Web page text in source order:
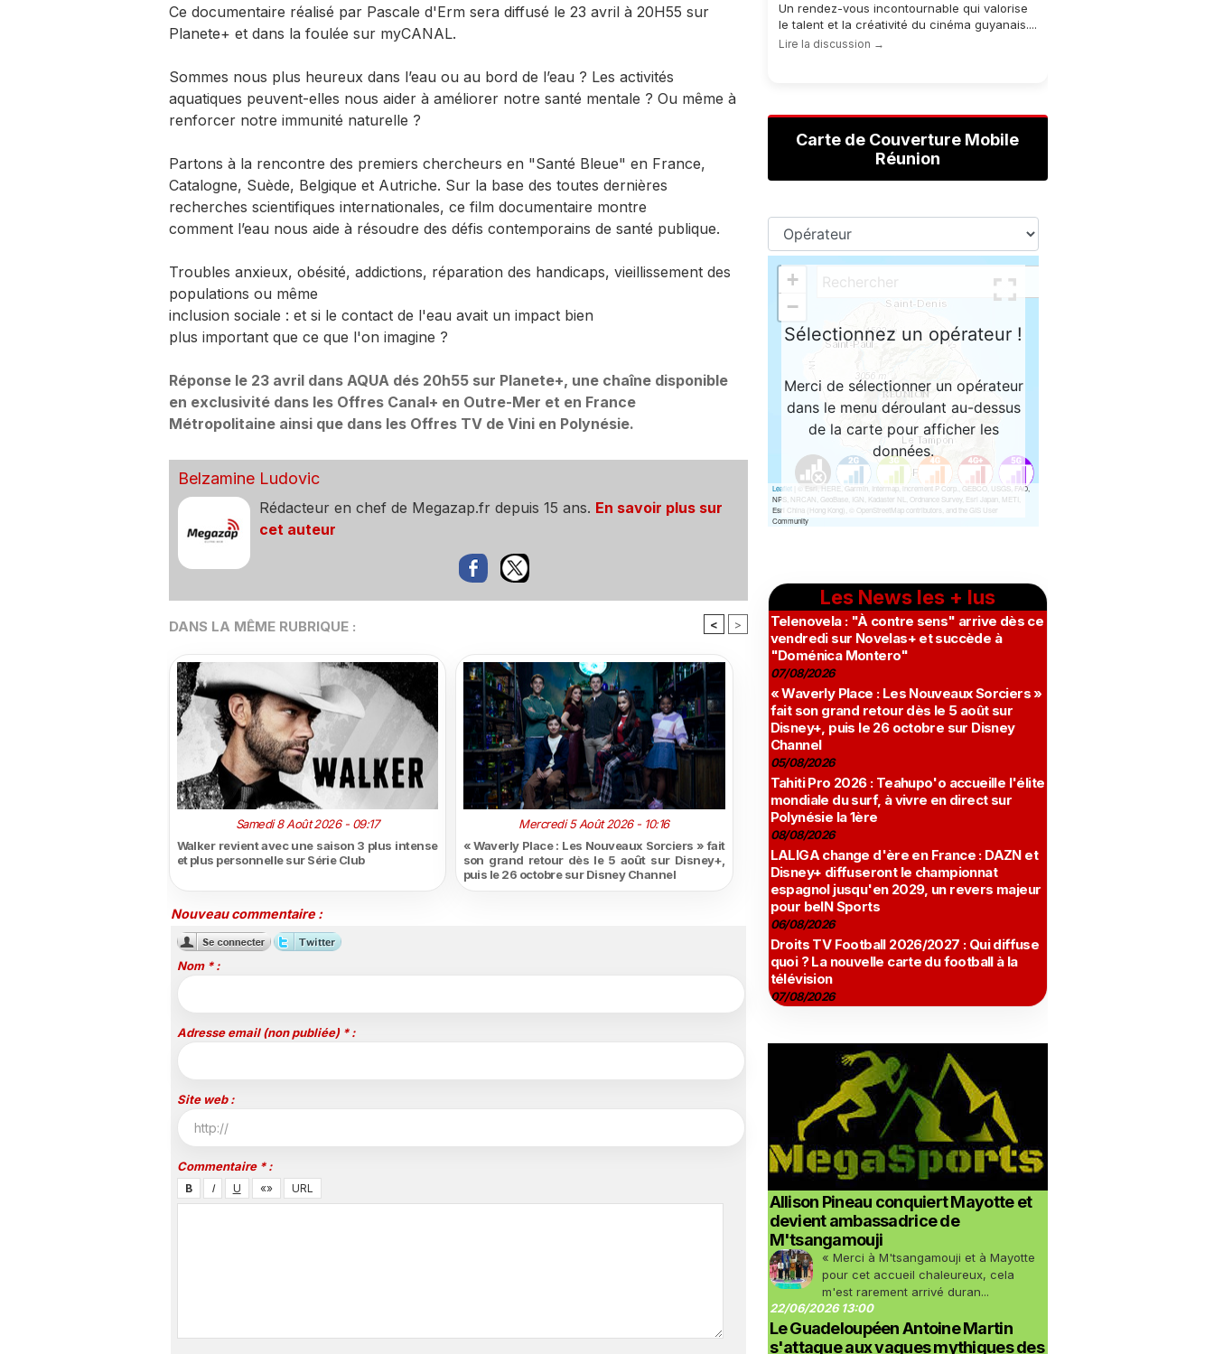
Ce documentaire réalisé par Pascale d'Erm sera diffusé le 23 avril à 20H55 sur
Planete+ et dans la foulée sur myCANAL.
Sommes­ nous plus heureux dans l’eau ou au bord de l’eau ? Les activités
aquatiques peuvent-­elles nous aider à améliorer notre santé mentale ? Ou même à
renforcer notre immunité naturelle ?
Partons à la rencontre des premiers chercheurs en "Santé Bleue" en France,
Catalogne, Suède, Belgique et Autriche. Sur la base des toutes dernières
recherches scientifiques internationales, ce film documentaire montre
comment l’eau nous aide à résoudre des défis contemporains de santé publique.
Troubles anxieux, obésité, addictions, réparation des handicaps, vieillissement des
populations ou même
inclusion sociale : et si le contact de l'eau avait un impact bien
plus important que ce que l'on imagine ?
Réponse le 23 avril dans AQUA dés 20h55 sur Planete+, une chaîne disponible
en exclusivité dans les Offres Canal+ en Outre-Mer et en France
Métropolitaine ainsi que dans les Offres TV de Vini en Polynésie.
Belzamine Ludovic
Rédacteur en chef de Megazap.fr depuis 15 ans. En savoir plus sur
cet auteur
DANS LA MÊME RUBRIQUE : < >
Samedi 8 Août 2026 - 09:17
Walker revient avec une saison 3 plus intense
et plus personnelle sur Série Club
Mercredi 5 Août 2026 - 10:16
« Waverly Place : Les Nouveaux Sorciers » fait
son grand retour dès le 5 août sur Disney+,
puis le 26 octobre sur Disney Channel
Nouveau commentaire :
Nom * :
Adresse email (non publiée) * :
Site web :
Commentaire * :
Un rendez-vous incontournable qui valorise
le talent et la créativité du cinéma guyanais....
Lire la discussion →
Carte de Couverture Mobile
Réunion
Les News les + lus
Telenovela : "À contre sens" arrive dès ce
vendredi sur Novelas+ et succède à
"Doménica Montero"
07/08/2026
« Waverly Place : Les Nouveaux Sorciers »
fait son grand retour dès le 5 août sur
Disney+, puis le 26 octobre sur Disney
Channel
05/08/2026
Tahiti Pro 2026 : Teahupo'o accueille l'élite
mondiale du surf, à vivre en direct sur
Polynésie la 1ère
08/08/2026
LALIGA change d'ère en France : DAZN et
Disney+ diffuseront le championnat
espagnol jusqu'en 2029, un revers majeur
pour beIN Sports
06/08/2026
Droits TV Football 2026/2027 : Qui diffuse
quoi ? La nouvelle carte du football à la
télévision
07/08/2026
Allison Pineau conquiert Mayotte et
devient ambassadrice de
M'tsangamouji
« Merci à M'tsangamouji et à Mayotte
pour cet accueil chaleureux, cela
m'est rarement arrivé duran...
22/06/2026 13:00
Le Guadeloupéen Antoine Martin
s'attaque aux vagues mythiques des